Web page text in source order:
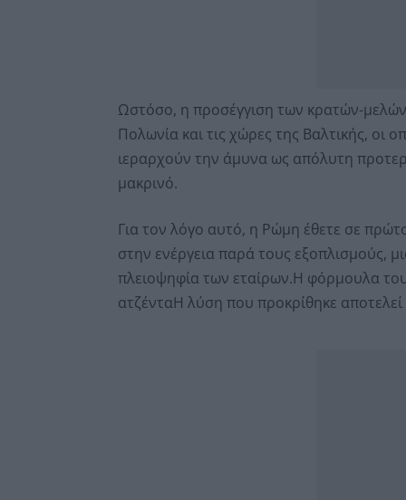
Ωστόσο, η προσέγγιση των κρατών-μελών
Πολωνία και τις χώρες της Βαλτικής, οι
ιεραρχούν την άμυνα ως απόλυτη
μακρινό.
Για τον λόγο αυτό, η Ρώμη έθετε σε
στην ενέργεια παρά τους εξοπλισμούς,
πλειοψηφία των εταίρων.Η φόρμουλα
ατζένταΗ λύση που προκρίθηκε